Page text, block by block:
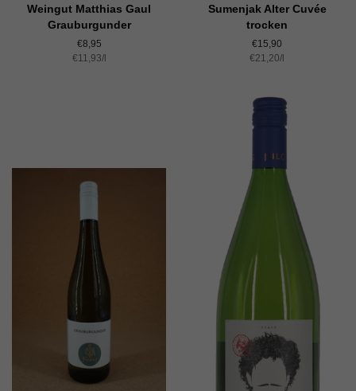
Weingut Matthias Gaul
Grauburgunder
Normaler
Preis
€8,95
Einzelpreis
€11,93/pro
l
Sumenjak Alter Cuvée
trocken
Normaler
Preis
€15,90
Einzelpreis
€21,20/